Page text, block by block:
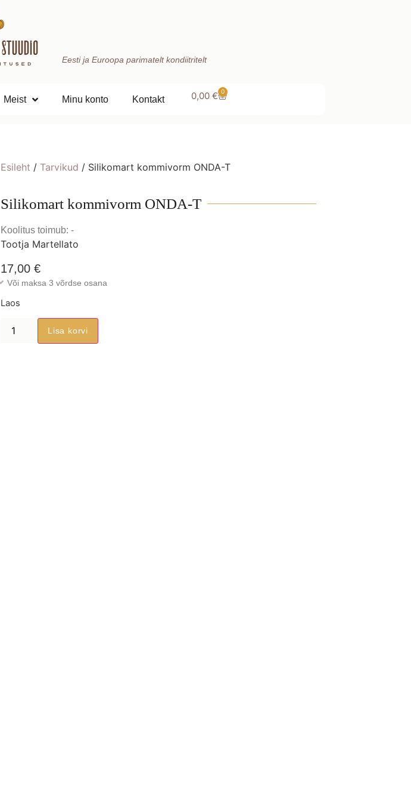
Eesti ja Euroopa parimatelt kondiitritelt
Meist Minu konto Kontakt 0,00 € 0
Esileht / Tarvikud / Silikomart kommivorm ONDA-T
Silikomart kommivorm ONDA-T
Koolitus toimub: -
Tootja Martellato
17,00 €
Või maksa 3 võrdse osana
Laos
Lisa korvi